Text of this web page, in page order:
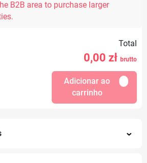
B2B area to purchase larger
Total
0,00 zł brutto
Adicionar ao
carrinho